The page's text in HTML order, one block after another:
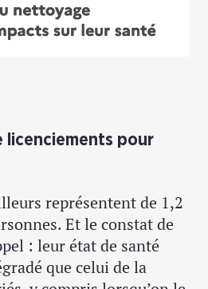
licenciements pour
représentent de 1,2
Et le constat de
: leur état de santé
que celui de la